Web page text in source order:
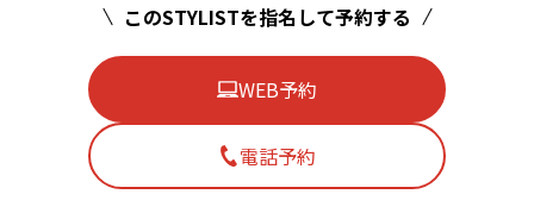
このSTYLISTを指名して予約する
WEB予約
電話予約